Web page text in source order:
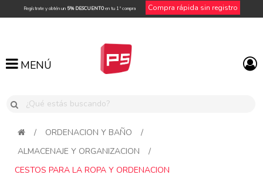
Regístrate y obtén un 5% DESCUENTOen tu 1ª compra Compra rápida sin registro
MENÚ
MENÚ
/ ORDENACION Y BAÑO
/
ALMACENAJE Y ORGANIZACION
/
CESTOS PARA LA ROPA Y ORDENACION